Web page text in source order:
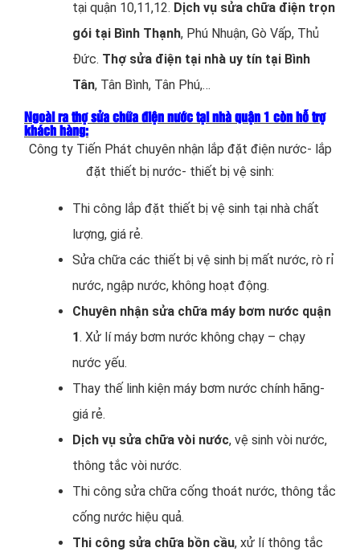
tại quận 10,11,12. Dịch vụ sửa chữa điện trọn
gói tại Bình Thạnh, Phú Nhuận, Gò Vấp, Thủ
Đức. Thợ sửa điện tại nhà uy tín tại Bình
Tân, Tân Bình, Tân Phú,…
Ngoài ra thợ sửa chữa điện nước tại nhà quận 1 còn hỗ trợ
khách hàng:
Công ty Tiến Phát chuyên nhận lắp đặt điện nước- lắp
đặt thiết bị nước- thiết bị vệ sinh:
Thi công lắp đặt thiết bị vệ sinh tại nhà chất
lượng, giá rẻ.
Sửa chữa các thiết bị vệ sinh bị mất nước, rò rỉ
nước, ngập nước, không hoạt động.
Chuyên nhận sửa chữa máy bơm nước quận
1. Xử lí máy bơm nước không chạy – chạy
nước yếu.
Thay thế linh kiện máy bơm nước chính hãng-
giá rẻ.
Dịch vụ sửa chữa vòi nước, vệ sinh vòi nước,
thông tắc vòi nước.
Thi công sửa chữa cống thoát nước, thông tắc
cống nước hiệu quả.
Thi công sửa chữa bồn cầu, xử lí thông tắc